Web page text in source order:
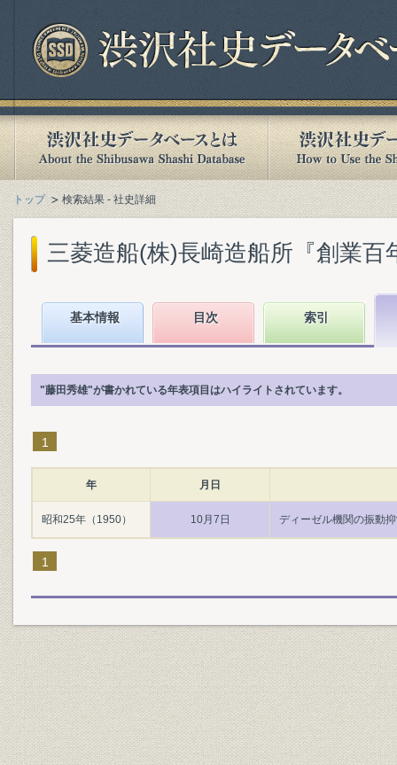
トップ 検索結果 - 社史詳細
三菱造船(株)長崎造船所『創業百
基本情報 目次 索引
"藤田秀雄"が書かれている年表項目はハイライトされています。
1
年 月日
昭和25年（1950） 10月7日 ディーゼル機関の振動
1